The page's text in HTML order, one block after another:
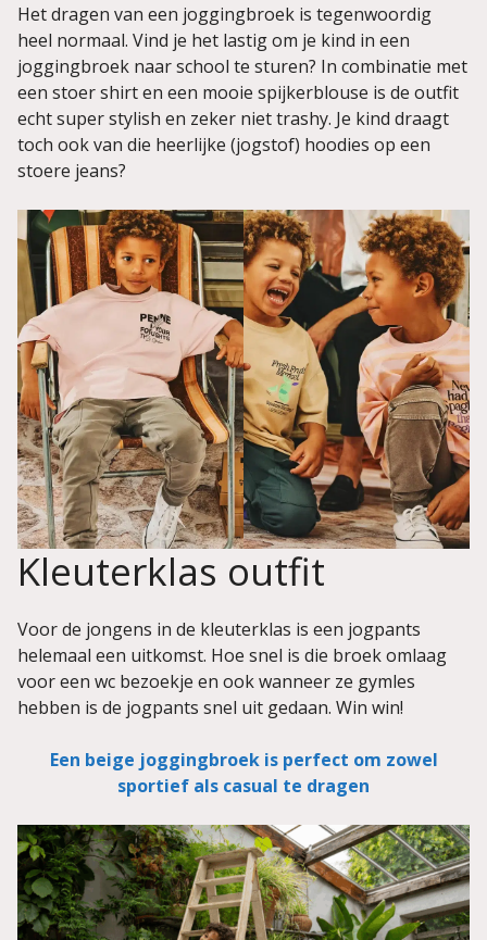
Het dragen van een joggingbroek is tegenwoordig
heel normaal. Vind je het lastig om je kind in een
joggingbroek naar school te sturen? In combinatie met
een stoer shirt en een mooie spijkerblouse is de outfit
echt super stylish en zeker niet trashy. Je kind draagt
toch ook van die heerlijke (jogstof) hoodies op een
stoere jeans?
Kleuterklas outfit
Voor de jongens in de kleuterklas is een jogpants
helemaal een uitkomst. Hoe snel is die broek omlaag
voor een wc bezoekje en ook wanneer ze gymles
hebben is de jogpants snel uit gedaan. Win win!
Een beige joggingbroek is perfect om zowel
sportief als casual te dragen